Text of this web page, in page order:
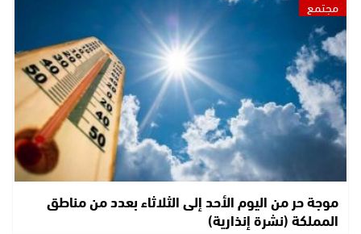
مجتمع
موجة حر من اليوم الأحد إلى الثلاثاء بعدد من مناطق
المملكة (نشرة إنذارية)